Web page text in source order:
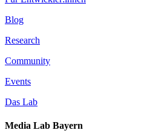
Blog
Research
Community
Events
Das Lab
Media Lab Bayern